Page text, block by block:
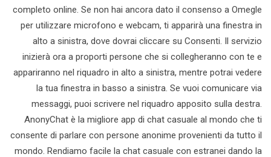
completo online. Se non hai ancora dato il consenso a Omegle
per utilizzare microfono e webcam, ti apparirà una finestra in
alto a sinistra, dove dovrai cliccare su Consenti. Il servizio
inizierà ora a proporti persone che si collegheranno con te e
appariranno nel riquadro in alto a sinistra, mentre potrai vedere
la tua finestra in basso a sinistra. Se vuoi comunicare via
messaggi, puoi scrivere nel riquadro apposito sulla destra.
AnonyChat è la migliore app di chat casuale al mondo che ti
consente di parlare con persone anonime provenienti da tutto il
mondo. Rendiamo facile la chat casuale con estranei dando la